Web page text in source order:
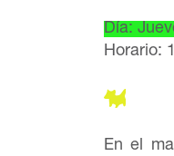
Día:
Horario:
En el